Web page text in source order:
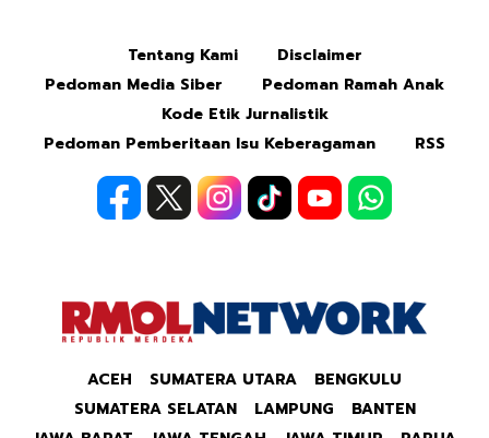
Tentang Kami
Disclaimer
Pedoman Media Siber
Pedoman Ramah Anak
Kode Etik Jurnalistik
Pedoman Pemberitaan Isu Keberagaman
RSS
ACEH SUMATERA UTARA
BENGKULU
SUMATERA SELATAN
LAMPUNG
BANTEN